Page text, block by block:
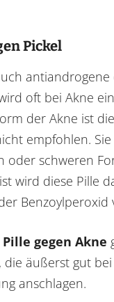
Pickel
antiandrogene
oft bei Akne
der Akne ist
empfohlen.
oder schweren
wird diese Pille
Benzoylperoxid
gegen Akne
die äußerst gut
anschlagen.